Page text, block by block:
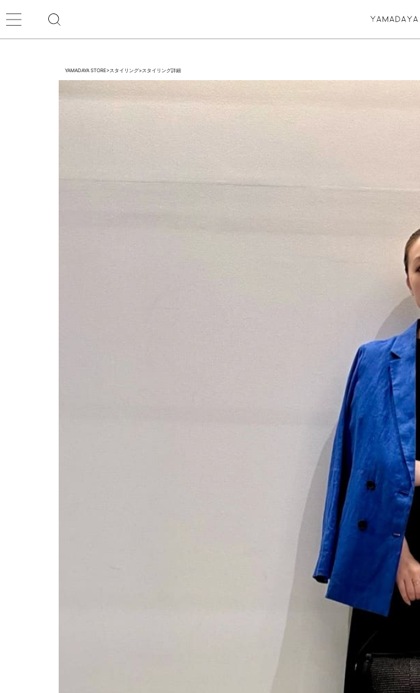
YAMADAYA STORE>スタイリング>スタイリング詳細